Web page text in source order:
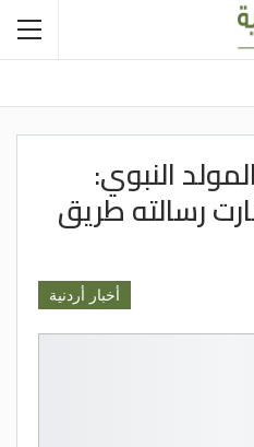
النبوي:
رسالته طريق
أخبار أردنية